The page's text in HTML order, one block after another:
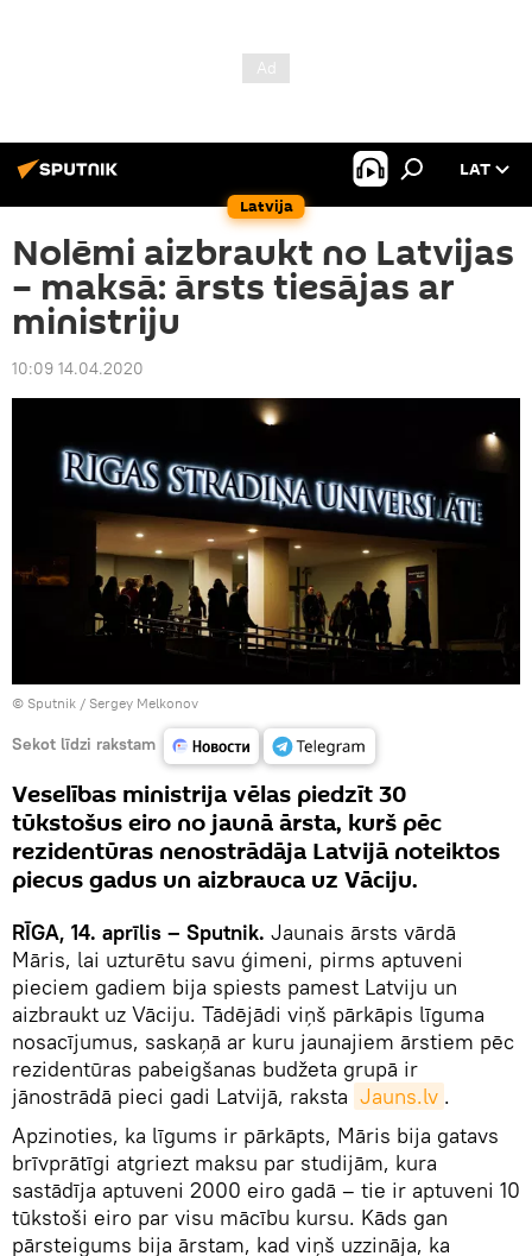
Latvija
LAT
Nolēmi aizbraukt no Latvijas
– maksā: ārsts tiesājas ar
ministriju
10:09 14.04.2020
© Sputnik / Sergey Melkonov
Sekot līdzi rakstam
Veselības ministrija vēlas piedzīt 30
tūkstošus eiro no jaunā ārsta, kurš pēc
rezidentūras nenostrādāja Latvijā noteiktos
piecus gadus un aizbrauca uz Vāciju.
RĪGA, 14. aprīlis – Sputnik. Jaunais ārsts vārdā
Māris, lai uzturētu savu ģimeni, pirms aptuveni
pieciem gadiem bija spiests pamest Latviju un
aizbraukt uz Vāciju. Tādējādi viņš pārkāpis līguma
nosacījumus, saskaņā ar kuru jaunajiem ārstiem pēc
rezidentūras pabeigšanas budžeta grupā ir
jānostrādā pieci gadi Latvijā, raksta Jauns.lv .
Apzinoties, ka līgums ir pārkāpts, Māris bija gatavs
brīvprātīgi atgriezt maksu par studijām, kura
sastādīja aptuveni 2000 eiro gadā – tie ir aptuveni 10
tūkstoši eiro par visu mācību kursu. Kāds gan
pārsteigums bija ārstam, kad viņš uzzināja, ka